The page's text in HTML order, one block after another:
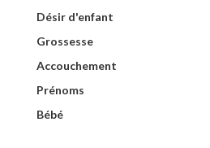
Désir d'enfant
Grossesse
Accouchement
Prénoms
Bébé